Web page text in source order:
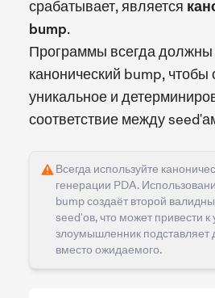
срабатывает, является
bump.
Программы всегда должны
канонический bump, чтобы
уникальное и
соответствие между
Всегда используйте
генерации PDA.
bump создаёт второй
seed'ов, что может привести к
злоумышленник подставляет
вместо ожидаемого.